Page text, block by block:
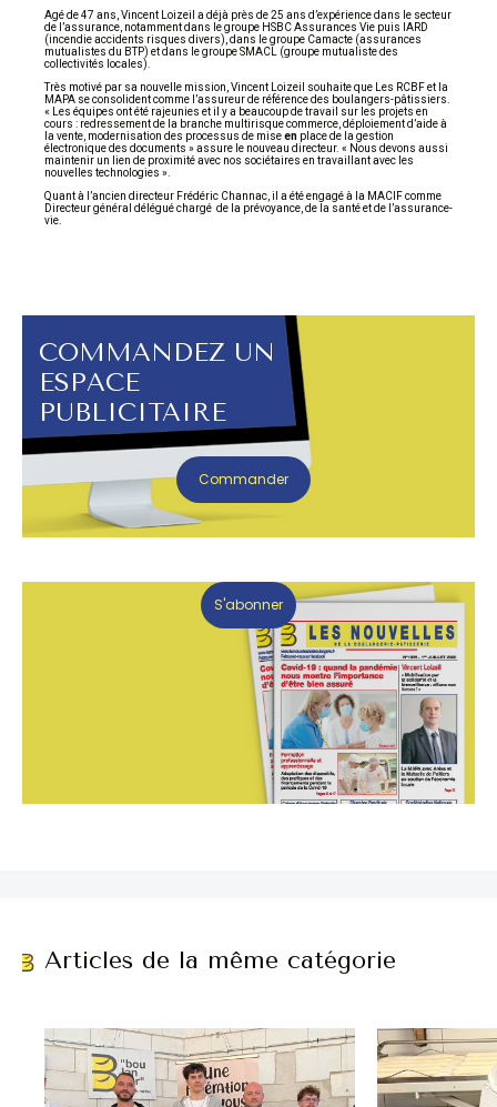
Agé de 47 ans, Vincent Loizeil a déjà près de 25 ans d’expérience dans le secteur
de l’assurance, notamment dans le groupe HSBC Assurances Vie puis IARD
(incendie accidents risques divers), dans le groupe Camacte (assurances
mutualistes du BTP) et dans le groupe SMACL (groupe mutualiste des
collectivités locales).
Très motivé par sa nouvelle mission, Vincent Loizeil souhaite que Les RCBF et la
MAPA se consolident comme l’assureur de référence des boulangers-pâtissiers.
« Les équipes ont été rajeunies et il y a beaucoup de travail sur les projets en
cours : redressement de la branche multirisque commerce, déploiement d’aide à
la vente, modernisation des processus de miseen place de la gestion
électronique des documents » assure le nouveau directeur. « Nous devons aussi
maintenir un lien de proximité avec nos sociétaires en travaillant avec les
nouvelles technologies ».
Quant à l’ancien directeur Frédéric Channac, il a été engagé à la MACIF comme
Directeur général délégué chargé de la prévoyance, de la santé et de l’assurance-
vie.
COMMANDEZ UN
ESPACE
PUBLICITAIRE
Commander
S'abonner
Articles de la même catégorie